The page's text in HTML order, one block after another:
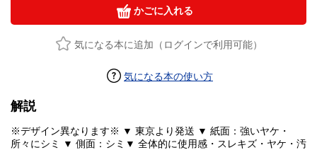
かごに入れる
気になる本に追加（ログインで利用可能）
気になる本の使い方
解説
※デザイン異なります※ ▼ 東京より発送 ▼ 紙面：強いヤケ・
所々にシミ ▼ 側面：シミ▼ 全体的に使用感・スレキズ・ヤケ・汚